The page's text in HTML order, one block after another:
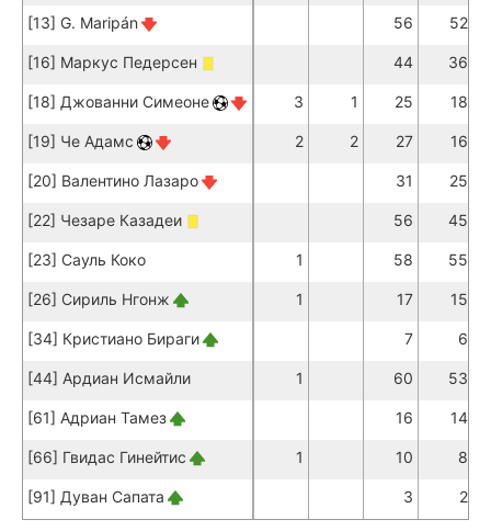
[13] G. Maripán 56 52
[16] Маркус Педерсен 44 36
[18] Джованни Симеоне 3 1 25 18
[19] Че Адамс 2 2 27 16
[20] Валентино Лазаро 31 25
[22] Чезаре Казадеи 56 45
[23] Сауль Коко 1 58 55
[26] Сириль Нгонж 1 17 15
[34] Кристиано Бираги 7 6
[44] Ардиан Исмайли 1 60 53
[61] Адриан Тамез 16 14
[66] Гвидас Гинейтис 1 10 8
[91] Дуван Сапата 3 2